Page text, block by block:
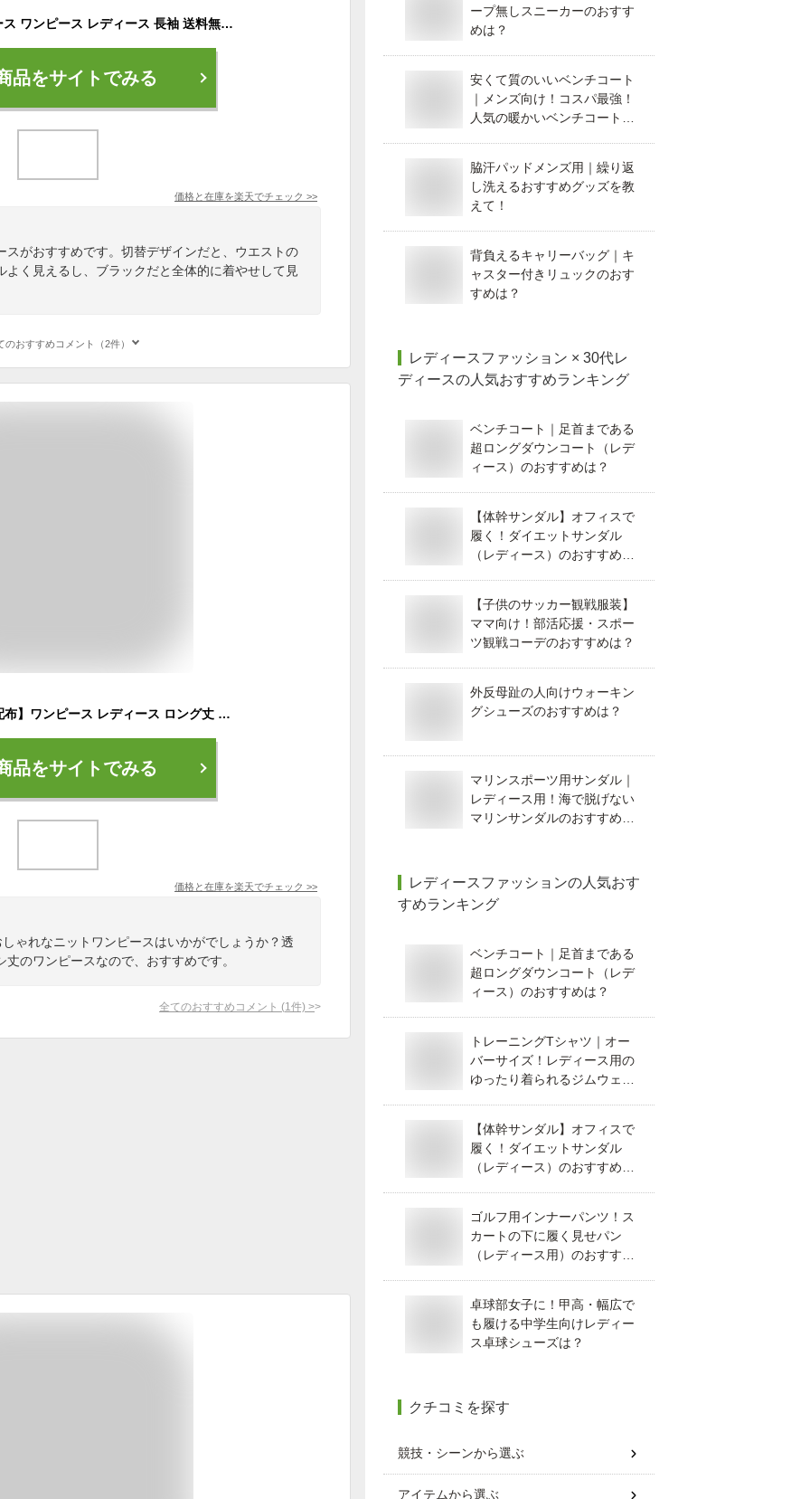
ウエスト切替ワンピース ワンピース レディース 長袖 送料無料・12月29日10時〜再再販。メール便不可
品をサイトでみる
価格と在庫を楽天でチェック >>
スがおすすめです。切替デザインだと、ウエストの
よく見えるし、ブラックだと全体的に着やせして見
のおすすめコメント（2件）
【P7倍+a!!クーポン配布】ワンピース レディース ロング丈 ニット ワンピース ニットワンピ カジュアル ノースリーブ 大きいサイズ 春 夏 秋冬 ワンピ クルーネック フレア シースルー 透け リブニット タイト スリム 痩せて見える 華奢見え シンプル マキシ 無地
品をサイトでみる
価格と在庫を楽天でチェック >>
ゃれなニットワンピースはいかがでしょうか？透
のワンピースなので、おすすめです。
全てのおすすめコメント (1 件) >
ープ無しスニーカーのおすす
めは？
安くて質のいいベンチコート
｜メンズ向け！コスパ最強！
人気の暖かいベンチコート
脇汗パッドメンズ用｜繰り返
し洗えるおすすめグッズを教
えて！
背負えるキャリーバッグ｜キ
ャスター付きリュックのおす
すめは？
レディースファッション × 30代レ
ディースの人気おすすめランキング
ベンチコート｜足首まである
超ロングダウンコート（レデ
ィース）のおすすめは？
【体幹サンダル】オフィスで
履く！ダイエットサンダル
（レディース）のおすすめ
【子供のサッカー観戦服装】
ママ向け！部活応援・スポー
ツ観戦コーデのおすすめは？
外反母趾の人向けウォーキン
グシューズのおすすめは？
マリンスポーツ用サンダル｜
レディース用！海で脱げない
マリンサンダルのおすすめを
レディースファッションの人気おす
すめランキング
ベンチコート｜足首まである
超ロングダウンコート（レデ
ィース）のおすすめは？
トレーニングTシャツ｜オー
バーサイズ！レディース用の
ゆったり着られるジムウェア
【体幹サンダル】オフィスで
履く！ダイエットサンダル
（レディース）のおすすめ
ゴルフ用インナーパンツ！ス
カートの下に履く見せパン
（レディース用）のおすすめ
卓球部女子に！甲高・幅広で
も履ける中学生向けレディー
ス卓球シューズは？
クチコミを探す
競技・シーンから選ぶ
アイテムから選ぶ